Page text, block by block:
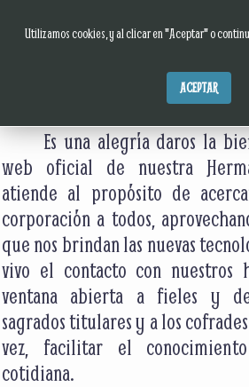
Es una alegría daros la
web oficial de nuestra
atiende al propósito de
corporación a todos,
que nos brindan las nuevas
vivo el contacto con nuestros
ventana abierta a fieles y
sagrados titulares y a los
vez, facilitar el
cotidiana.
Utilizamos cookies, y al clicar en "Aceptar" o
ACEPTAR